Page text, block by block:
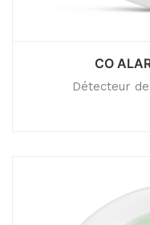
CO
Détecteur